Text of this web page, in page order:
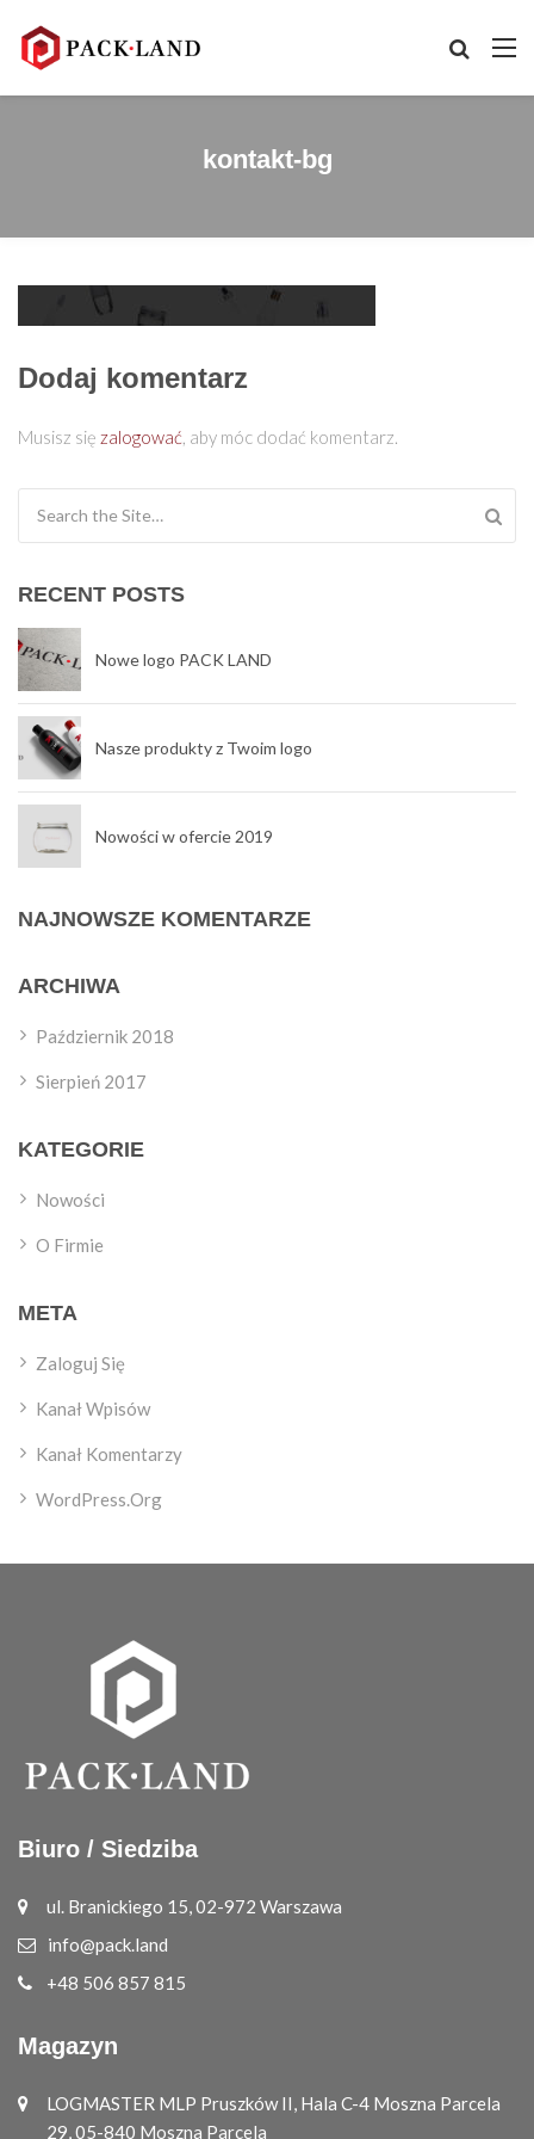
kontakt-bg
Dodaj komentarz
Musisz się zalogować, aby móc dodać komentarz.
RECENT POSTS
Nowe logo PACK LAND
Nasze produkty z Twoim logo
Nowości w ofercie 2019
NAJNOWSZE KOMENTARZE
ARCHIWA
Październik 2018
Sierpień 2017
KATEGORIE
Nowości
O Firmie
META
Zaloguj Się
Kanał Wpisów
Kanał Komentarzy
WordPress.org
Biuro / Siedziba
ul. Branickiego 15, 02-972 Warszawa
info@pack.land
+48 506 857 815
Magazyn
LOGMASTER MLP Pruszków II, Hala C-4 Moszna Parcela
29, 05-840 Moszna Parcela